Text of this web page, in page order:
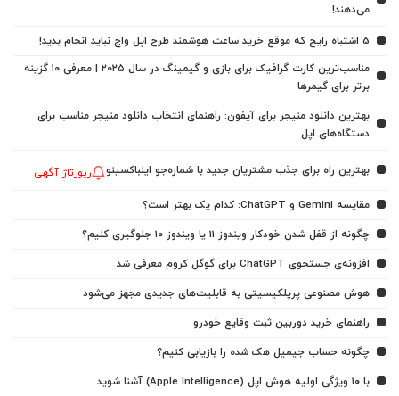
می‌دهند!
5 اشتباه رایج که موقع خرید ساعت هوشمند طرح اپل واچ نباید انجام بدید!
مناسب‌ترین کارت گرافیک برای بازی و گیمینگ در سال ۲۰۲۵ | معرفی ۱۰ گزینه
برتر برای گیمرها
بهترین دانلود منیجر برای آیفون: راهنمای انتخاب دانلود منیجر مناسب برای
دستگاه‌های اپل
بهترین راه برای جذب مشتریان جدید با شماره‌جو اینباکسینو رپورتاژ آگهی
مقایسه Gemini و ChatGPT: کدام یک بهتر است؟
چگونه از قفل شدن خودکار ویندوز 11 یا ویندوز 10 جلوگیری کنیم؟
افزونه‌ی جستجوی ChatGPT برای گوگل کروم معرفی شد
هوش مصنوعی پرپلکیسیتی به قابلیت‌های جدیدی مجهز می‌شود
راهنمای خرید دوربین ثبت وقایع خودرو
چگونه حساب جیمیل هک شده را بازیابی کنیم؟
با ۱۰ ویژگی اولیه هوش اپل (Apple Intelligence) آشنا شوید